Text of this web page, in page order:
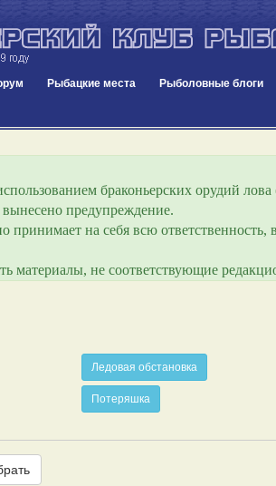
Рыбацкие места Рыболовные блоги
браконьерских орудий
предупреждение.
принимает на себя всю
материалы, не соответствующие
Ледовая обстановка
Потеряшка